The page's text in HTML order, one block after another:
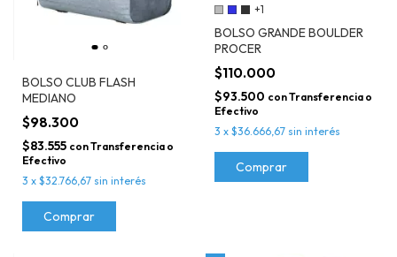
BOLSO CLUB FLASH
MEDIANO
$98.300
$83.555 conTransferencia o
Efectivo
3 x $32.766,67 sin interés
Comprar
+1
BOLSO GRANDE BOULDER
PROCER
$110.000
$93.500 conTransferencia o
Efectivo
3 x $36.666,67 sin interés
Comprar